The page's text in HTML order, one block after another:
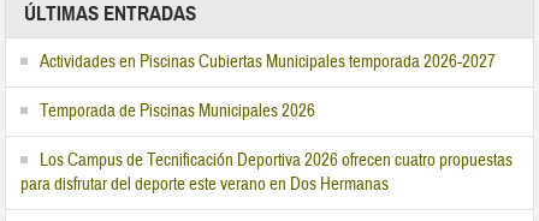
ÚLTIMAS ENTRADAS
Actividades en Piscinas Cubiertas Municipales temporada 2026-2027
Temporada de Piscinas Municipales 2026
Los Campus de Tecnificación Deportiva 2026 ofrecen cuatro propuestas
para disfrutar del deporte este verano en Dos Hermanas